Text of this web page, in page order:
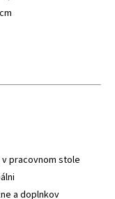
pracovnom stole
a doplnkov